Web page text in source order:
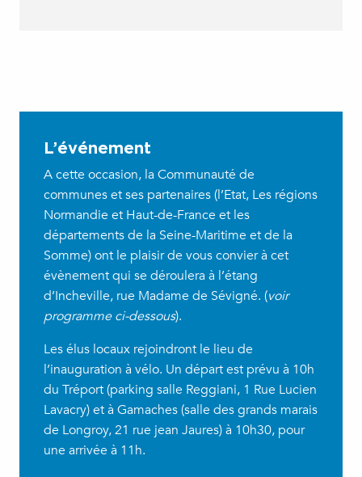
L’événement
A cette occasion, la Communauté de
communes et ses partenaires (l’Etat, Les régions
Normandie et Haut-de-France et les
départements de la Seine-Maritime et de la
Somme) ont le plaisir de vous convier à cet
évènement qui se déroulera à l’étang
d’Incheville, rue Madame de Sévigné. (voir
programme ci-dessous).
Les élus locaux rejoindront le lieu de
l’inauguration à vélo. Un départ est prévu à 10h
du Tréport (parking salle Reggiani, 1 Rue Lucien
Lavacry) et à Gamaches (salle des grands marais
de Longroy, 21 rue jean Jaures) à 10h30, pour
une arrivée à 11h.